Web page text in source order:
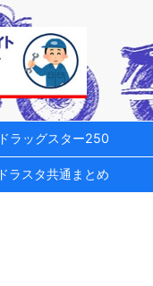
ドラッグスター250
ドラスタ共通まとめ